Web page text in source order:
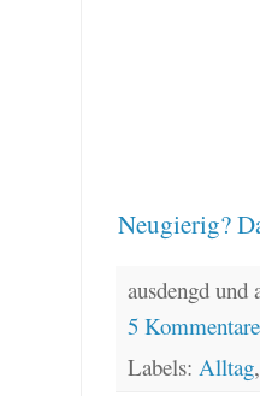
Neugierig?
ausdengd
5
Labels: Alltag